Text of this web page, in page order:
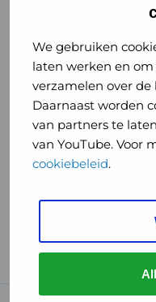
We gebruiken
laten werken en
verzamelen over de
Daarnaast worden
van partners te
van YouTube. Voor
cookiebeleid.
of
GGD
GHOR
Nederland
of
GGD
GHOR
GGD Reizen op
GGD Reizen
GGD Reisvaccinaties